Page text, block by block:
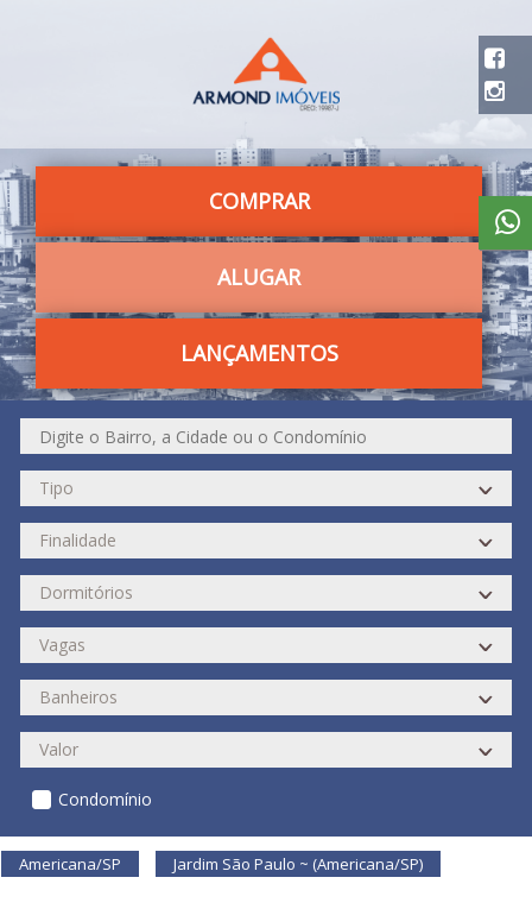
COMPRAR
ALUGAR
LANÇAMENTOS
Condomínio
Americana/SP Jardim São Paulo ~ (Americana/SP)